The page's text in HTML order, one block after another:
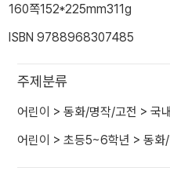
160쪽152*225mm311g
ISBN 9788968307485
주제분류
어린이 > 동화/명작/고전 > 국
어린이 > 초등5~6학년 > 동화